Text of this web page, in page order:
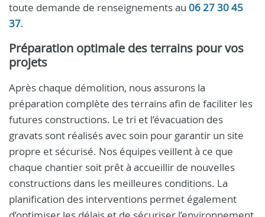
toute demande de renseignements au 06 27 30 45
37.
Préparation optimale des terrains pour vos
projets
Après chaque démolition, nous assurons la
préparation complète des terrains afin de faciliter les
futures constructions. Le tri et l’évacuation des
gravats sont réalisés avec soin pour garantir un site
propre et sécurisé. Nos équipes veillent à ce que
chaque chantier soit prêt à accueillir de nouvelles
constructions dans les meilleures conditions. La
planification des interventions permet également